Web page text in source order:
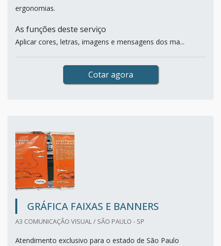
ergonomias.
As funções deste serviço
Aplicar cores, letras, imagens e mensagens dos ma...
Cotar agora
GRÁFICA FAIXAS E BANNERS
A3 COMUNICAÇÃO VISUAL / SÃO PAULO - SP
Atendimento exclusivo para o estado de São Paulo